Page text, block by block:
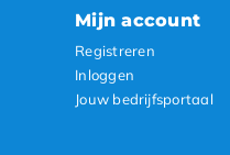
Mijn account
Registreren
Inloggen
Jouw bedrijfsportaal